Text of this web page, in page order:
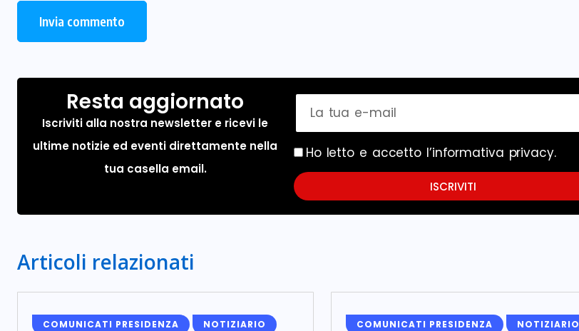
Resta aggiornato
Iscriviti alla nostra newsletter e ricevi le
ultime notizie ed eventi direttamente nella
tua casella email.
Ho letto e accetto l’informativa privacy.
ISCRIVITI
Articoli relazionati
COMUNICATI PRESIDENZA NOTIZIARIO COMUNICATI PRESIDENZA NOTIZIARIO